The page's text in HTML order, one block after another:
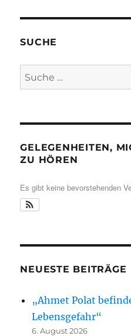
SUCHE
Suche
nach:
GELEGENHEITEN,
ZU HÖREN
Es gibt keine bevorstehenden
NEUESTE BEITRÄGE
„Ahmet Polat
Lebensgefahr“
6. August 2026